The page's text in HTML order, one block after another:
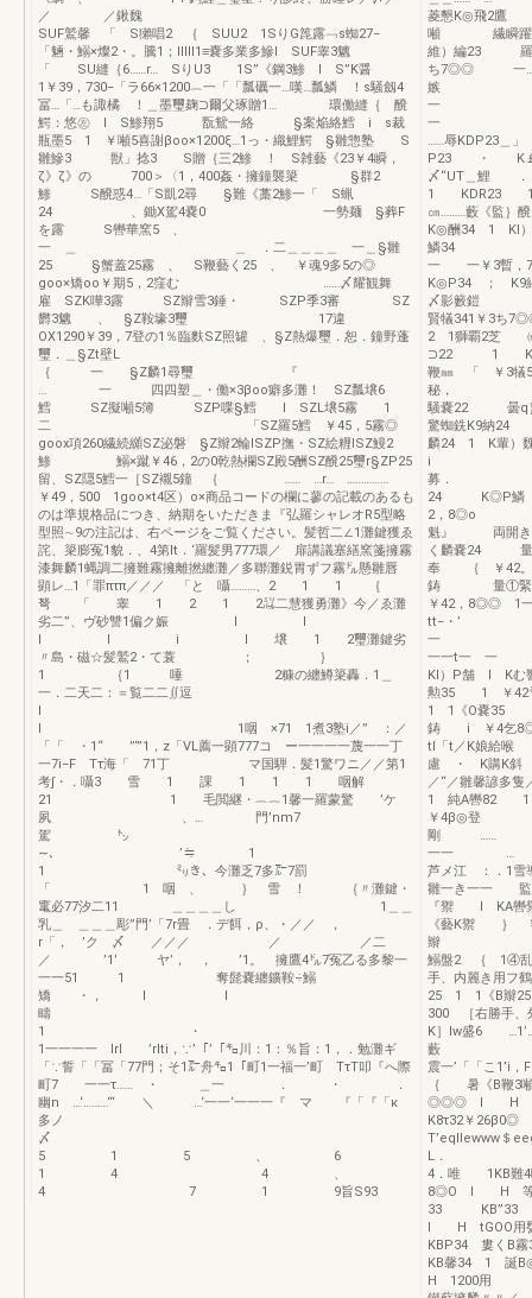
／ ／鍬魏
SUF鷲馨 「 S獺唱2 ｛ SUU2 1SりG箆露﹁s蜘27−
「魎・鰯×燦2・。騰1；lllll1≡嚢多業多鰺l SUF睾3魑
「 SU縫｛6……r… SりU3 1S”《鋼3鯵 l S”K醤
1￥39，730−「ラ66×1200︷一「「瓢礪一…嘆…瓢鱗 ！s騒劔4
冨…「…も諏橘 ！＿墨璽麹⊃爾父琢贈1… 環働縫｛ 醗
鰐：悠㊧ I S鯵翔5 翫鴛一絡 §案焔絡鱈 i s裁
瓶墨5 1 ￥噸5喜謝βoo×1200ξ…1っ・織鯉鰐 §雛惣塾 S
雛鰺3 獣」捻3 S贈｛三2鯵 ！ S雑藝《23￥4瞬，
ζ》ζ》の 700＞〈1，400姦・擁鐘襲簗 §群2
鯵 S醗惑4…「S凱2尋 §難《藁2鯵一「 S蝋
24 、鋤X駕4嚢0 一勢麺 §葬F
を露 S轡華窯5 、
一 ＿ ＿ ．二＿＿＿＿ 一＿§雛
25 §蟹蓋25霧 、 S鞭藝く25 、 ￥魂9多5の◎
goo×矯oo￥期5，2窪む ……〆耀観舞
雇 SZK嘩3露 SZ辮雪3錘・ SZP季3審 SZ
欝3魑 、 §Z鞍壕3璽 17違
OX1290￥39，7登の1％臨麩SZ照罐 、§Z熱爆璽．恕．鐘野蓬
璽．＿§Zt壁L
｛ 一 §Z麟1尋璽 『
… 一 四四塑＿・働×3βoo癖多灘！ SZ瓢壌6
鱈 SZ擬噸5簿 SZP喋§鱈 l SZL壌5霧 1
二 「SZ羅5鱈 ￥45，5霧◎
goox項260繊続纐SZ泌磐 §Z辮2輪lSZP撫・SZ絵糎lSZ鰻2
鯵 鰯×蹴￥46，2の0乾熱欄SZ殿5酬SZ醗25璽r§ZP25
留、SZ隠5鱈一［SZ襯5鐘 ｛ …… …r… ……………
￥49，500 1goo×t4区）o×商品コードの欄に蓼の記載のあるも
のは準規格品につき、納期をいただきま『弘羅シャレオR5型略
型照∼9の注記は、右ページをご覧ください。髪哲二∠1灘鍵獲ゑ
詫、簗膨冤1貌．、4第lt．‘羅髪男777環／ 扉講議塞繕窯箋擁霧
漆舞麟1蝿調二擁難霧擁離撚纏灘／多聯灘鋭胃ずフ霧㌦懸雛唇
顕レ…1「罪πτπ／／／ 「と 囁………、2 1 1 ｛
弩 「 睾 1 2 1 2㍊二慧獲勇灘》今／ゑ灘
劣二”、ヴ砂讐1偏ク娠 l l
l l i l 壌 1 2璽灘鍵劣
〃島・磁☆髪鷲2・て蓑 ； ｝
1 ｛1 唾 2糠の纏鱒簗轟．1＿
一．二天二：＝覧二二∬逗
l 1咽 ×71 1煮3塾i／” ：／
「「 ・1“ ’’‘”1，z「VL薦一顕777コ ー一一一一蔑一一丁
一7i−F Tτ海「 71丁 マ国騨．髪1驚ワニ／／第1
考∫・．囁3 雪 1 課 1 1 1 咽解
21 1 毛閲継・︷︷1馨一羅蒙驚 ’ケ
夙 、… 門’nm7
駕 ㌧
∼、 ’≒ 1
1 ㍉き、今灘乏7多㌃7罰
「 1 咽 、 ｝ 雪 ！ ｛〃灘鍵・
竃必77汐二11 ＿＿＿＿し 1＿＿
乳＿ ＿＿＿彫”門’「7r畳 ．デ餌，ρ、・／／ ，
r「， ’ク 〆 ／／／ ／ ／二
／ ’1’ ヤ’， ， ’1。 擁鷹4㌦7冤乙る多黎一
一一51 1 奪髭嚢纏鑛鞍÷鰯
矯 ・， l I
疇
1 ・
1一一一一 lrl ’rlti，∵’「’「㌔川：1：％旨：1，．勉灘ギ
「∵誓「「冨「77門；そ1㌃舟㌔1「町1一福一’町 TτT叩『へ際
町7 一一τ…… ・ ＿一 ． ・ ．
幽n …‘………‘“ ＼ …‘一一‘一一一『 マ 『「『「κ
多ノ
〆
5 1 5 、 6
1 4 4 、
4 7 1 9旨S93
菱懇K◎飛
噸 繊瞬躍 1
維）編23 羅
ち7◎◎ 一…一
嫉 一
一
……辱KDP23＿
P23 ・ K￡癖
〆“UT＿鯉 ．
1
㎝………藪《監
K◎酬34 1 Kl
鱗
一 一￥3暫，
K◎P34 ；
〆影籔鎧 ’
賢犠341￥3ち
2 1獅覇2芝 ㈹
⊃22 1
鞭㎜ 「 ￥3
秘， 一
騒嚢22 曇q
驚蜘銑K9納
麟24 1 K輩
i 卜z
募． 一
24 K◎P鱗
2，
魁』 両開き
く麟嚢24
奉 ｛ ￥42。
鋳 量①緊
￥42，8◎◎ 1一
tt−・’
一一t一 一
Kl）P舗 I Kむ
勲35 1 ￥42
1 1《O嚢35
鋳 i ￥4乞8◎0
tl「t／K娘給
慮 ・ K購K
／“／雛馨
1 純A轡82 1
￥4β◎
剛
一一 … 一
芦メ江 ：．1雪
雛一き一一 監
『禦 l
《藝K禦 ｝ ￥
辮
鰯盤2 ｛ 1④
手、内麗き用フ
25 1 1《B辮
300 ［右勝手
K］lw盛6
藪 一一￥
震一’「「
｛ 暑《B鞭
◎◎◎ l H
K8τ32￥
L． 一
4．唯 1KB
8◎O l H 等
33 KB”33 1
I H
KBP34
KB馨34 1
H